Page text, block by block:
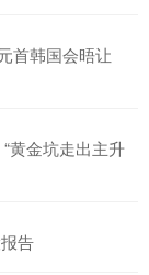
首韩国会晤让
黄金坑走出主升
告